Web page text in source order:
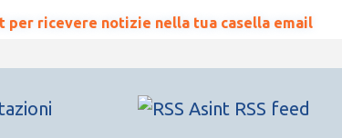
ricevere notizie nella tua casella email
Asint RSS feed